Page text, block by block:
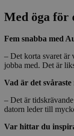
Med öga för
Fem snabba med
– Det korta svaret är
jobba med. Det är
Vad är det svåraste
– Det är
datorn leder till
Var hittar du